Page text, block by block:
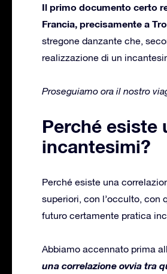
Il primo documento certo
Francia, precisamente a
stregone danzante che,
realizzazione di un
Proseguiamo ora il nostro
Perché esiste
incantesimi?
Perché esiste una
superiori, con l’occulto, con
futuro certamente pratica
Abbiamo accennato prima
una correlazione ovvia tra